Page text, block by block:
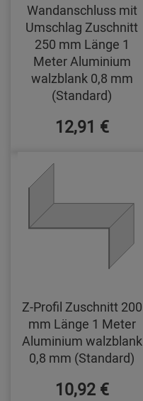
Wandanschluss mit
Umschlag Zuschnitt
250 mm Länge 1
Meter Aluminium
walzblank 0,8 mm
(Standard)
12,91 €
Z-Profil Zuschnitt 200
mm Länge 1 Meter
Aluminium walzblank
0,8 mm (Standard)
10,92 €